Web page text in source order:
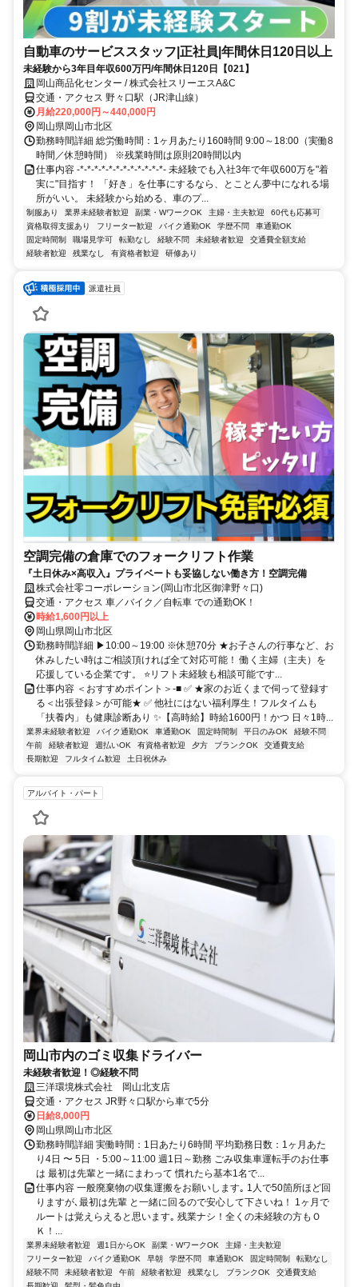
自動車のサービススタッフ|正社員|年間休日120日以上
未経験から3年目年収600万円/年間休日120日【021】
岡山商品化センター / 株式会社スリーエスA&C
交通・アクセス 野々口駅（JR津山線）
月給220,000円～440,000円
岡山県岡山市北区
勤務時間詳細 総労働時間：1ヶ月あたり160時間 9:00～18:00（実働8
時間／休憩時間） ※残業時間は原則20時間以内
仕事内容 -*-*-*-*-*-*-*-*-*-*-*-*- 未経験でも入社3年で年収600万を"着
実に"目指す！ 「好き」を仕事にするなら、とことん夢中になれる場
所がいい。 未経験から始める、車のプ...
制服あり 業界未経験者歓迎 副業・WワークOK 主婦・主夫歓迎
60代も応募可
資格取得支援あり
フリーター歓迎 バイク通勤OK 学歴不問
車通勤OK
固定時間制
職場見学可 転勤なし 経験不問 未経験者歓迎
交通費全額支給
経験者歓迎
残業なし 有資格者歓迎 研修あり
派遣社員
空調完備の倉庫でのフォークリフト作業
『土日休み×高収入』プライベートも妥協しない働き方！空調完備
株式会社零コーポレーション(岡山市北区御津野々口)
交通・アクセス 車／バイク／自転車 での通勤OK！
時給1,600円以上
岡山県岡山市北区
勤務時間詳細 ▶10:00～19:00 ※休憩70分 ★お子さんの行事など、お
休みしたい時はご相談頂ければ全て対応可能！ 働く主婦（主夫）を
応援している企業です。 ⭐️リフト未経験も相談可能です...
仕事内容 ＜おすすめポイント＞-■ ✅ ★家のお近くまで伺って登録す
る＜出張登録＞が可能★ ✅ 他社にはない福利厚生！フルタイムも
「扶養内」も健康診断あり ✨【高時給】時給1600円！かつ 日々1時...
業界未経験者歓迎 バイク通勤OK 車通勤OK 固定時間制 平日のみOK
経験不問
午前
経験者歓迎 週払いOK 有資格者歓迎 夕方 ブランクOK
交通費支給
長期歓迎
フルタイム歓迎 土日祝休み
アルバイト・パート
岡山市内のゴミ収集ドライバー
未経験者歓迎！◎経験不問
三洋環境株式会社 岡山北支店
交通・アクセス JR野々口駅から車で5分
日給8,000円
岡山県岡山市北区
勤務時間詳細 実働時間：1日あたり6時間 平均勤務日数：1ヶ月あた
り4日 〜 5日 ・5:00～11:00 週1日～勤務 ごみ収集車運転手のお仕事
は 最初は先輩と一緒にまわって 慣れたら基本1名で...
仕事内容 一般廃棄物の収集運搬をお願いします｡ 1人で50箇所ほど回
りますが､最初は先輩 と一緒に回るので安心して下さいね！ 1ヶ月で
ルートは覚えらえると思います｡ 残業ナシ！全くの未経験の方もＯ
Ｋ！...
業界未経験者歓迎 週1日からOK 副業・WワークOK
主婦・主夫歓迎
フリーター歓迎
バイク通勤OK 早朝 学歴不問 車通勤OK 固定時間制
転勤なし
経験不問
未経験者歓迎 午前 経験者歓迎 残業なし ブランクOK
交通費支給